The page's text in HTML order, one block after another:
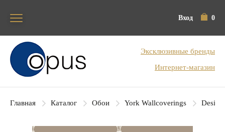
Вход 0
Блок поиска
Эксклюзивные бренды
Интернет-магазин
Главная Каталог Обои York Wallcoverings